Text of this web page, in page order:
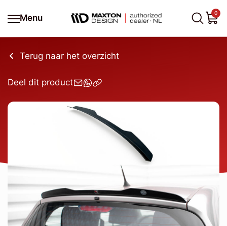
Menu
0
Terug naar het overzicht
Deel dit product